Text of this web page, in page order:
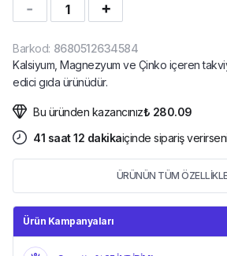
1
Barkod: 8680512634584
Kalsiyum, Magnezyum ve Çinko içeren
edici gıda ürünüdür.
Bu üründen kazancınız₺ 280.09
41 saat 12 dakikaiçinde sipariş
ÜRÜNÜN TÜM
Ürün Kampanyaları